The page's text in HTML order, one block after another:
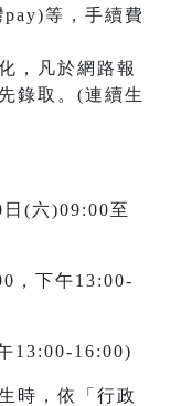
等，手續費
，凡於網路報
錄取。(連續生
(六)09:00至
，下午13:00-
13:00-16:00)
時，依「行政